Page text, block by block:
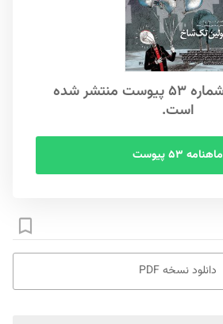
این مطلب در شماره ۵۳ پیوست منتشر شده
است.
ماهنامه ۵۳ پیوست
دانلود نسخه PDF